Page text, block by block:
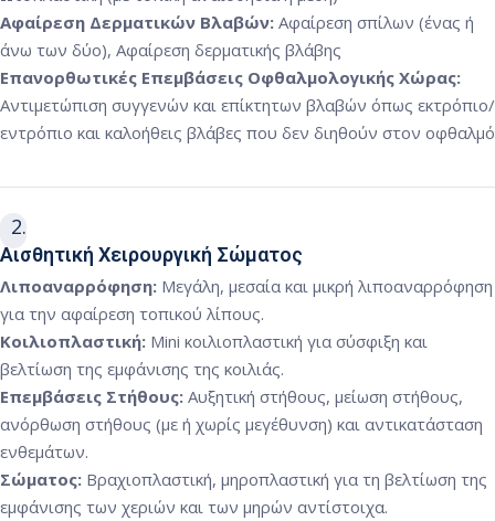
Αφαίρεση Δερματικών Βλαβών: Αφαίρεση σπίλων (ένας ή
άνω των δύο), Αφαίρεση δερματικής βλάβης
Επανορθωτικές Επεμβάσεις Οφθαλμολογικής Χώρας:
Αντιμετώπιση συγγενών και επίκτητων βλαβών όπως εκτρόπιο/
εντρόπιο και καλοήθεις βλάβες που δεν διηθούν στον οφθαλμό
2
Αισθητική Χειρουργική Σώματος
Λιποαναρρόφηση: Μεγάλη, μεσαία και μικρή λιποαναρρόφηση
για την αφαίρεση τοπικού λίπους.
Κοιλιοπλαστική: Mini κοιλιοπλαστική για σύσφιξη και
βελτίωση της εμφάνισης της κοιλιάς.
Επεμβάσεις Στήθους: Αυξητική στήθους, μείωση στήθους,
ανόρθωση στήθους (με ή χωρίς μεγέθυνση) και αντικατάσταση
ενθεμάτων.
Σώματος: Βραχιοπλαστική, μηροπλαστική για τη βελτίωση της
εμφάνισης των χεριών και των μηρών αντίστοιχα.